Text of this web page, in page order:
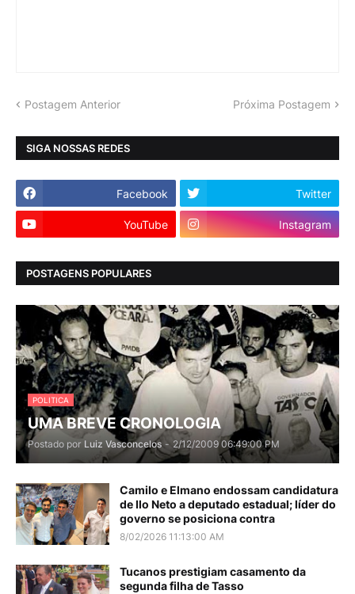
Postagem Anterior Próxima Postagem
SIGA NOSSAS REDES
Facebook Twitter
YouTube Instagram
POSTAGENS POPULARES
POLITICA
UMA BREVE CRONOLOGIA
Postado por Luiz Vasconcelos - 2/12/2009 06:49:00 PM
Camilo e Elmano endossam candidatura
de Ilo Neto a deputado estadual; líder do
governo se posiciona contra
8/02/2026 11:13:00 AM
Tucanos prestigiam casamento da
segunda filha de Tasso